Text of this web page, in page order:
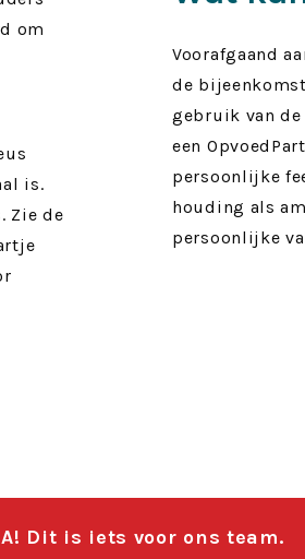
om
is.
Zie de
Voorafgaand
de
gebruik van
een
persoonlijke
houding als
persoonlijke
Dit is iets voor ons team.